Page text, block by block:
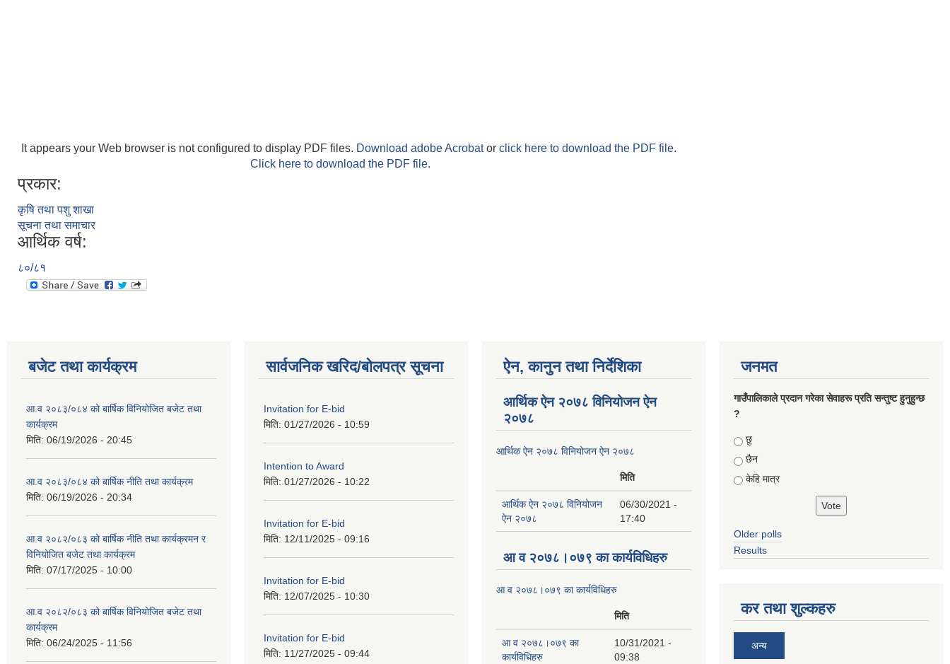
It appears your Web browser is not configured to display PDF files. Download adobe Acrobator click here to download the PDF file.
Click here to download the PDF file.
प्रकार:
कृषि तथा पशु शाखा
सूचना तथा समाचार
आर्थिक वर्ष:
८०/८१
बजेट तथा कार्यक्रम
आ.व २०८३/०८४ को बार्षिक विनियोजित बजेट तथा
कार्यक्रम
मिति: 06/19/2026 - 20:45
आ.व २०८३/०८४ को बार्षिक नीति तथा कार्यक्रम
मिति: 06/19/2026 - 20:34
आ.व २०८२/०८३ को बार्षिक नीति तथा कार्यक्रमन र
विनियोजित बजेट तथा कार्यक्रम
मिति: 07/17/2025 - 10:00
आ.व २०८२/०८३ को बार्षिक विनियोजित बजेट तथा
कार्यक्रम
मिति: 06/24/2025 - 11:56
सार्वजनिक खरिद/बोलपत्र सूचना
Invitation for E-bid
मिति: 01/27/2026 - 10:59
Intention to Award
मिति: 01/27/2026 - 10:22
Invitation for E-bid
मिति: 12/11/2025 - 09:16
Invitation for E-bid
मिति: 12/07/2025 - 10:30
Invitation for E-bid
मिति: 11/27/2025 - 09:44
ऐन, कानुन तथा निर्देशिका
आर्थिक ऐन २०७८ विनियोजन ऐन
२०७८
आर्थिक ऐन २०७८ विनियोजन ऐन २०७८
मिति
आर्थिक ऐन २०७८ विनियोजन
ऐन २०७८
06/30/2021 -
17:40
आ व २०७८।०७९ का कार्यविधिहरु
आ व २०७८।०७९ का कार्यविधिहरु
मिति
आ व २०७८।०७९ का
कार्यविधिहरु
10/31/2021 -
09:38
जनमत
गाउँपालिकाले प्रदान गरेका सेवाहरू प्रति सन्तुष्ट हुनुहुन्छ
?
Choices
छु
छैन
केहि मात्र
Older polls
Results
कर तथा शुल्कहरु
अन्य